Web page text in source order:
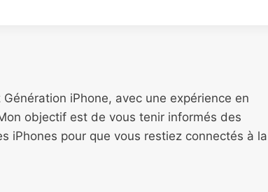
iPhone, avec une expérience en
objectif est de vous tenir informés des
iPhones pour que vous restiez connectés à la